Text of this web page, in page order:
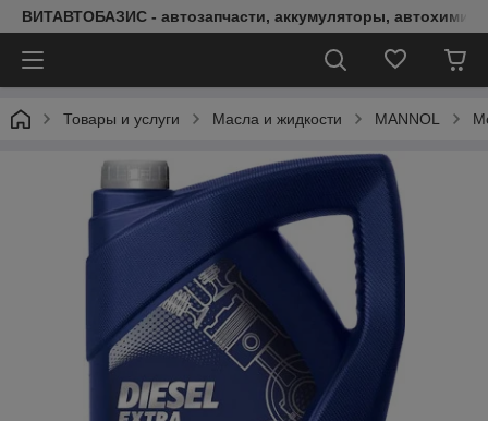
ВИТАВТОБАЗИС - автозапчасти, аккумуляторы, автохимия,
Товары и услуги Масла и жидкости MANNOL